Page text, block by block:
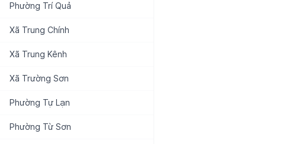
Phường Trí Quả
Xã Trung Chính
Xã Trung Kênh
Xã Trường Sơn
Phường Tự Lạn
Phường Từ Sơn